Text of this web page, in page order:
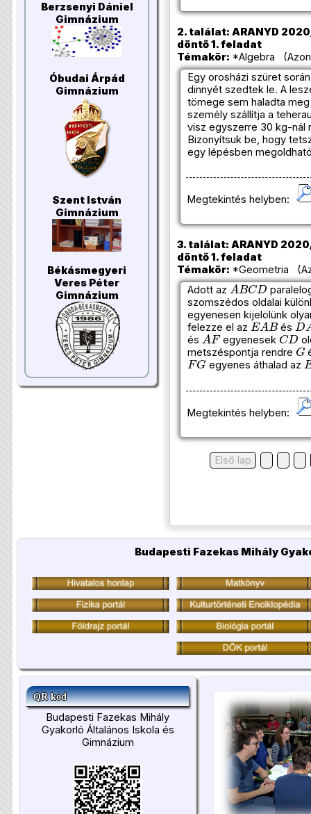
Berzsenyi Dániel
Gimnázium
Óbudai Árpád
Gimnázium
Szent István
Gimnázium
Békásmegyeri
Veres Péter
Gimnázium
2. találat: ARANYD
döntő 1. feladat
Témakör: *Algebra
Egy orosházi szüret
dinnyét szedtek le. A
tömege sem haladta
személy szállítja a
visz egyszerre 30 kg-nál
Bizonyítsuk be, hogy
egy lépésben
Megtekintés helyben:
3. találat: ARANYD
döntő 1. feladat
Témakör: *Geometria
Adott az
ABCD
szomszédos oldalai
egyenesen kijelölünk
felezze el az
EAB
és
D
és
AF
egyenesek
CD
metszéspontja rendre
G
FG
egyenes áthalad az
E
Megtekintés helyben:
Első lap
Budapesti Fazekas Mihály
QR kód
Budapesti Fazekas Mihály
Gyakorló Általános Iskola és
Gimnázium